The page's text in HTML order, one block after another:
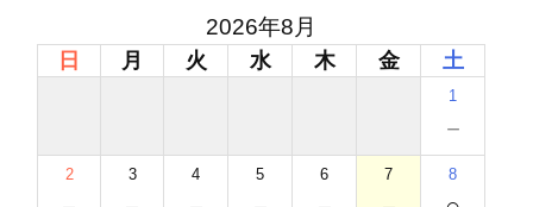
2026年8月
日 月 火 水 木 金 土
1
－
2 3 4 5 6 7 8